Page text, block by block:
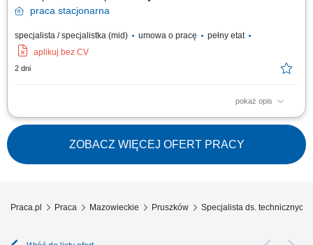
praca stacjonarna
specjalista / specjalistka (mid) umowa o pracę
pełny etat
aplikuj bez CV
2 dni
pokaż opis
Współpraca z działem inwestycji w zakresie planowania i realizacji
zakupów sprzętu. Prowadzenie ewidencji oraz aktualizacja bazy danych
sprzętu firmowego. Oznaczanie sprzętu oraz przygotowywanie
dokumentacji fotograficznej. Analiza stanu technicznego zasobów i
wskazywanie potrzeb wymiany....
ZOBACZ WIĘCEJ OFERT PRACY
Praca.pl Praca Mazowieckie Pruszków Specjalista ds. technicznych